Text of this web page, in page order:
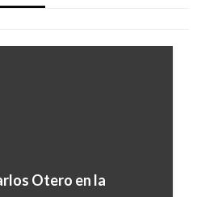
marzo 29, 2017
Otero en la